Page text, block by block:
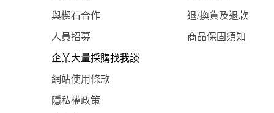
與楔石合作 退/換貨及退款
人員招募 商品保固須知
企業大量採購找我談
網站使用條款
隱私權政策